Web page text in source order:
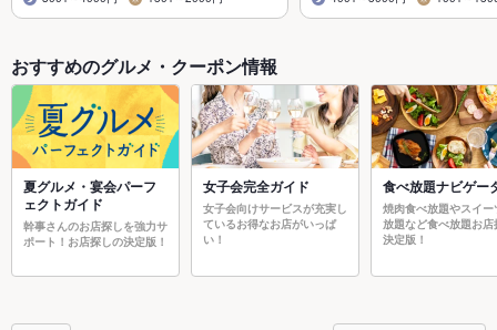
おすすめのグルメ・クーポン情報
夏グルメ・宴会パーフ
ェクトガイド
幹事さんのお店探しを強力サ
ポート！お店探しの決定版！
女子会完全ガイド
女子会向けサービスが充実し
ているお得なお店がいっぱ
い！
食べ放題ナビゲー
焼肉食べ放題やスイー
放題など食べ放題お店
決定版！